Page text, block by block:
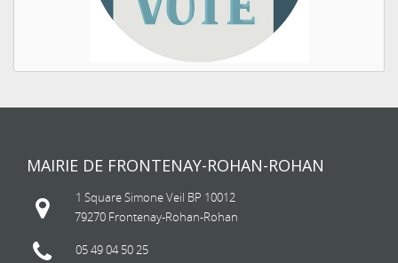
MAIRIE DE FRONTENAY-ROHAN-ROHAN
1 Square Simone Veil BP 10012
79270 Frontenay-Rohan-Rohan
05 49 04 50 25